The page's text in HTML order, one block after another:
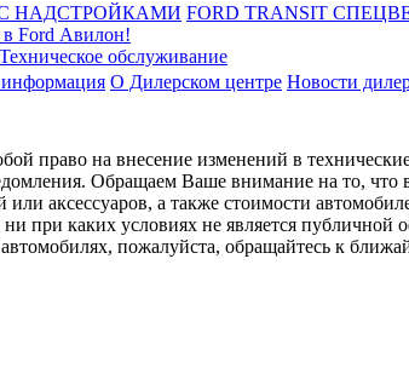
С НАДСТРОЙКАМИ FORD TRANSIT
в Ford Авилон!
Техническое обслуживание
О Дилерском центре Новости
право на внесение изменений в
Обращаем Ваше внимание на то, что
аксессуаров, а также стоимости
при каких условиях не является публичной
пожалуйста, обращайтесь к